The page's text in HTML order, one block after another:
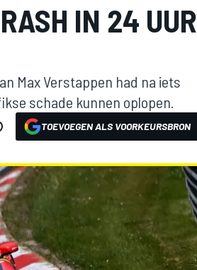
IN 24 UUR
Max Verstappen had na iets
schade kunnen oplopen.
TOEVOEGEN ALS VOORKEURSBRON